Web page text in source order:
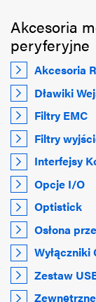
Akcesoria
peryferyjne
Akcesoria
Dławiki
Filtry EMC
Filtry
Interfejsy
Opcje I/O
Optistick
Osłona
Wyłączniki
Zestaw